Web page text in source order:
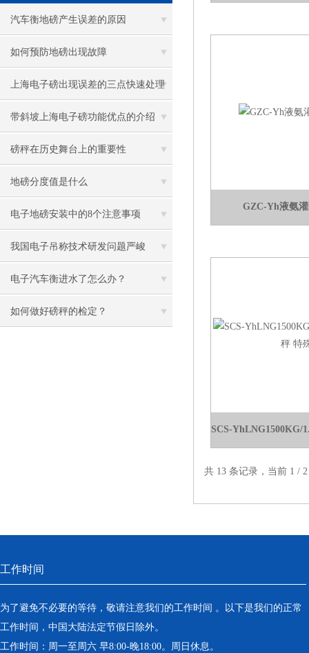
汽车衡地磅产生误差的原因
如何预防地磅出现故障
上海电子磅出现误差的三点快速处理
方法
带斜坡上海电子磅功能优点的介绍
磅秤在历史舞台上的重要性
地磅分度值是什么
电子地磅安装中的8个注意事项
我国电子吊称技术研发问题严峻
电子汽车衡进水了怎么办？
如何做好磅秤的检定？
GZC-Yh液氨
共 13 条记录，当前 1
工作时间
为了避免不必要的等待，敬请注意我们的工作时间 。以下是我们的正常
工作时间，中国大陆法定节假日除外。
工作时间：周一至周六 早8:00-晚18:00。周日休息。